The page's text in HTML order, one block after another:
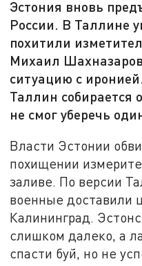
Эстония вновь
России. В Таллине
похитили
Михаил
ситуацию с
Таллин собирается
не смог уберечь
Власти Эстонии
похищении
заливе. По версии
военные доставили
Калининград.
слишком далеко, а
спасти буй, но не